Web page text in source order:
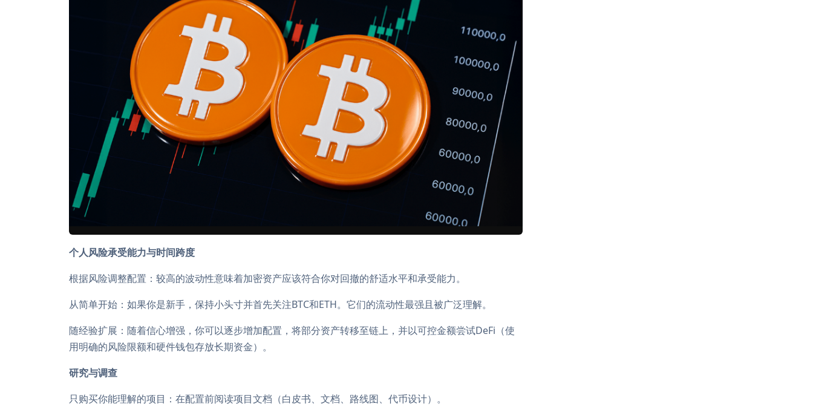
个人风险承受能力与时间跨度
根据风险调整配置：较高的波动性意味着加密资产应该符合你对回撤的舒适水平和承受能力。
从简单开始：如果你是新手，保持小头寸并首先关注BTC和ETH。它们的流动性最强且被广泛理解。
随经验扩展：随着信心增强，你可以逐步增加配置，将部分资产转移至链上，并以可控金额尝试DeFi（使
用明确的风险限额和硬件钱包存放长期资金）。
研究与调查
只购买你能理解的项目：在配置前阅读项目文档（白皮书、文档、路线图、代币设计）。